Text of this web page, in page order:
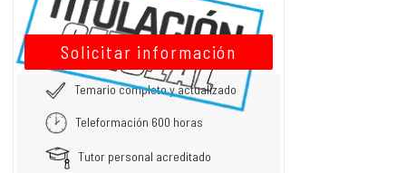
Solicitar información
Temario completo y actualizado
Teleformación 600 horas
Tutor personal acreditado